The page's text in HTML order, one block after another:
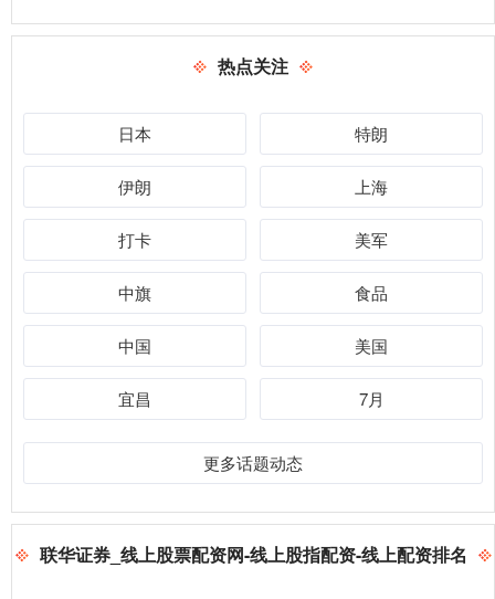
热点关注
日本 特朗
伊朗 上海
打卡 美军
中旗 食品
中国 美国
宜昌 7月
更多话题动态
联华证券_线上股票配资网-线上股指配资-线上配资排名